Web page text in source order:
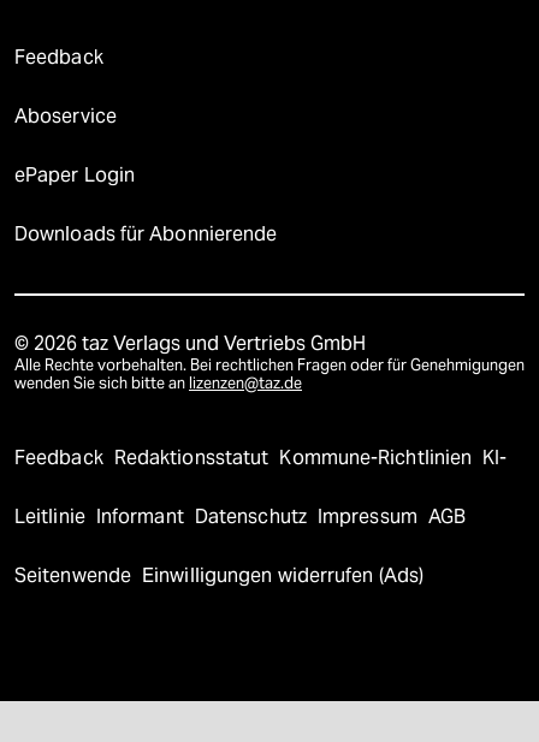
Feedback
Aboservice
ePaper Login
Downloads für Abonnierende
© 2026 taz Verlags und Vertriebs GmbH
Alle Rechte vorbehalten. Bei rechtlichen Fragen oder für Genehmigungen
wenden Sie sich bitte an lizenzen@taz.de
Feedback Redaktionsstatut Kommune-Richtlinien KI-
Leitlinie Informant Datenschutz Impressum AGB
Seitenwende Einwilligungen widerrufen (Ads)